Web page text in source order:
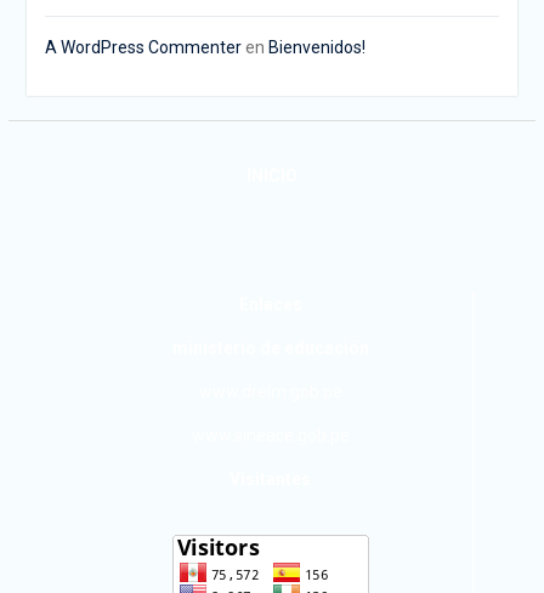
A WordPress Commenteren Bienvenidos!